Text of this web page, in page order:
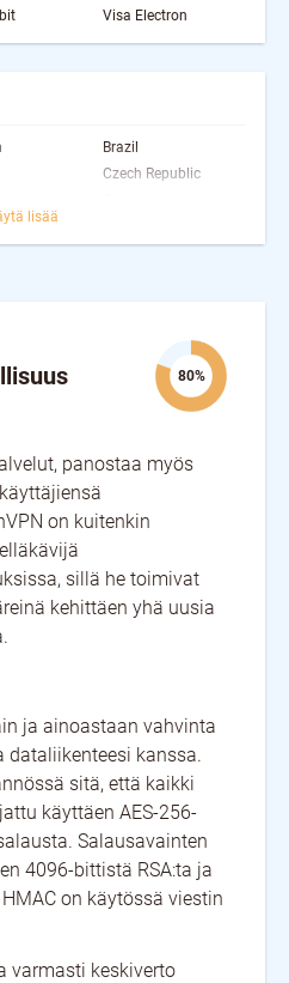
Visa Electron
Brazil
Czech Republic
lisää
80%
panostaa myös
on kuitenkin
sillä he toimivat
kehittäen yhä uusia
ja ainoastaan vahvinta
kanssa.
sitä, että kaikki
käyttäen AES-256-
Salausavainten
4096-bittistä RSA:ta ja
on käytössä viestin
varmasti keskiverto